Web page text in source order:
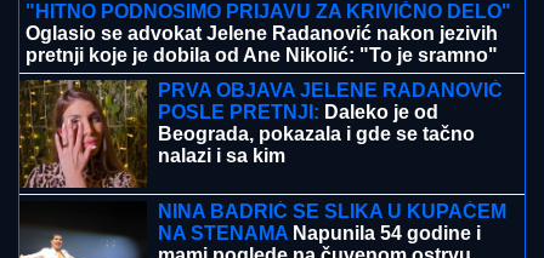
BORA SANTANA IMA OZBILJAN BIZNIS ZA KOJI SE
MALO ZNAPored rijalitija i voditeljstva novac mu
kaplje i od ovog posla: "Ljudi mi dolaze
svakodnevno"